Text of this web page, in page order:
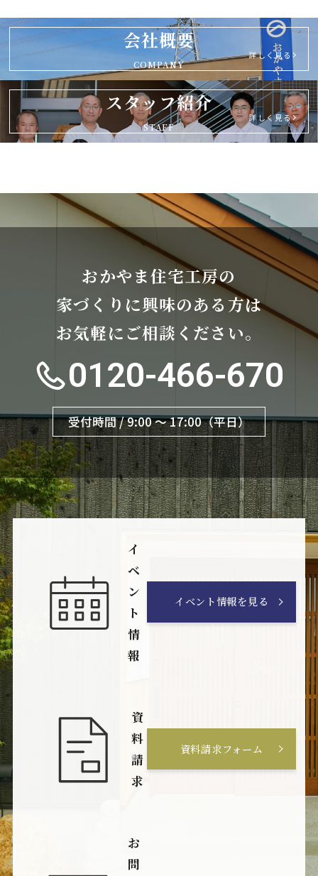
会社概要
COMPANY
詳しく見る
スタッフ紹介
STAFF
詳しく見る
おかやま住宅工房の
家づくりに興味のある方は
お気軽にご相談ください。
0120-466-670
受付時間 / 9:00 〜 17:00（平日）
イ
ベ
ン
ト
情
報
イベント情報を見る
資
料
請
求
資料請求フォーム
お
問